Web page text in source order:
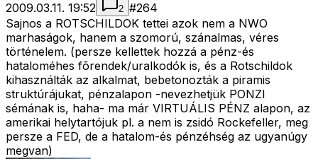
2009.03.11. 19:52
2 #264
Sajnos a ROTSCHILDOK tettei azok nem a NWO
marhaságok, hanem a szomorú, szánalmas, véres
történelem. (persze kellettek hozzá a pénz-és
hataloméhes fõrendek/uralkodók is, és a Rotschildok
kihasználták az alkalmat, bebetonozták a piramis
struktúrájukat, pénzalapon -nevezhetjük PONZI
sémának is, haha- ma már VIRTUÁLIS PÉNZ alapon, az
amerikai helytartójuk pl. a nem is zsidó Rockefeller, meg
persze a FED, de a hatalom-és pénzéhség az ugyanúgy
megvan)